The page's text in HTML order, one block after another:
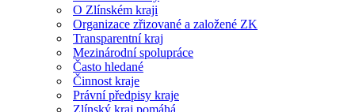
O Zlínském kraji
Organizace zřizované a založené ZK
Transparentní kraj
Mezinárodní spolupráce
Často hledané
Činnost kraje
Právní předpisy kraje
Zlínský kraj pomáhá